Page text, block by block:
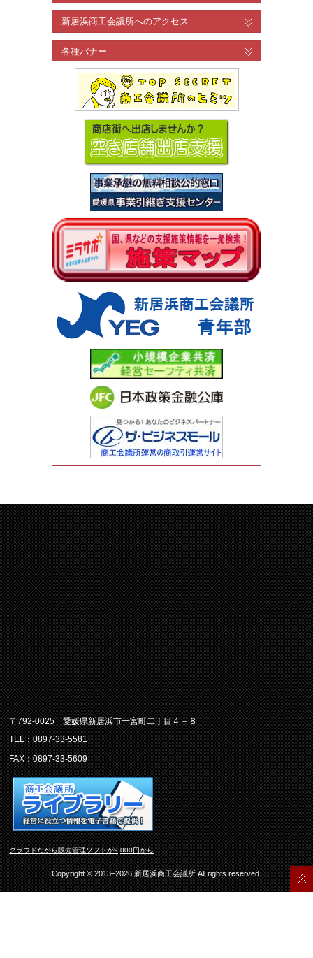
新居浜商工会議所へのアクセス
各種バナー
〒792-0025 愛媛県新居浜市一宮町二丁目４－８
TEL：0897-33-5581
FAX：0897-33-5609
クラウドだから販売管理ソフトが9,000円から
Copyright © 2013–2026 新居浜商工会議所.All rights reserved.